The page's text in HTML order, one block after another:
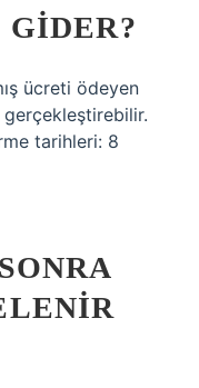
GIDER?
ücreti ödeyen
tarihleri: 8